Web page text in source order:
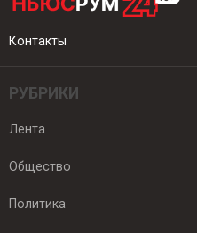
Контакты
РУБРИКИ
Лента
Общество
Политика